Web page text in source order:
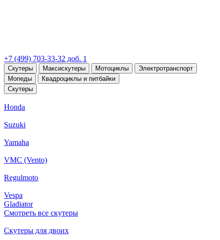
+7 (499) 703-33-32 доб. 1
Скутеры Максискутеры Мотоциклы
Электротранспорт
Мопеды
Квадроциклы и питбайки
Скутеры
Honda
Suzuki
Yamaha
VMC (Vento)
Regulmoto
Vespa
Gladiator
Смотреть все скутеры
Скутеры для двоих